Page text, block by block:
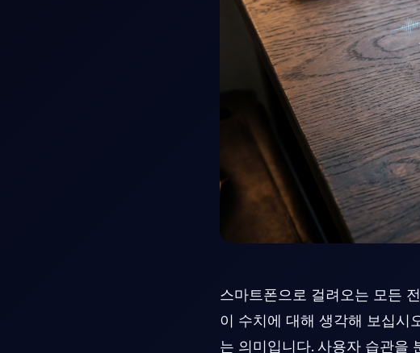
스마트폰으로 걸려오는 모든
이 수치에 대해 생각해 보십시
는 의미입니다. 사용자 습관을